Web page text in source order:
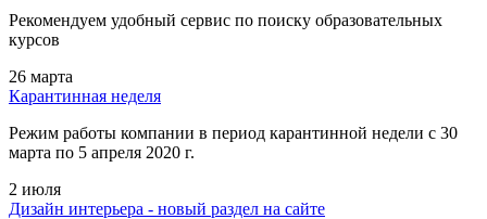
Рекомендуем удобный сервис по поиску образовательных
курсов
26 марта
Карантинная неделя
Режим работы компании в период карантинной недели c 30
марта по 5 апреля 2020 г.
2 июля
Дизайн интерьера - новый раздел на сайте